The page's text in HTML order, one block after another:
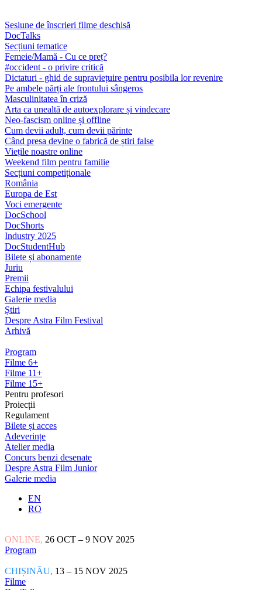
Sesiune de înscrieri filme deschisă
DocTalks
Secțiuni tematice
Femeie/Mamă - Cu ce preț?
#occident - o privire critică
Dictaturi - ghid de supraviețuire pentru posibila lor revenire
Pe ambele părți ale frontului sângeros
Masculinitatea în criză
Arta ca unealtă de autoexplorare și vindecare
Neo-fascism online și offline
Cum devii adult, cum devii părinte
Când presa devine o fabrică de știri false
Viețile noastre online
Weekend film pentru familie
Secțiuni competiționale
România
Europa de Est
Voci emergente
DocSchool
DocShorts
Industry 2025
DocStudentHub
Bilete și abonamente
Juriu
Premii
Echipa festivalului
Galerie media
Știri
Despre Astra Film Festival
Arhivă
Program
Filme 6+
Filme 11+
Filme 15+
Pentru profesori
Proiecții
Regulament
Bilete și acces
Adeverințe
Atelier media
Concurs benzi desenate
Despre Astra Film Junior
Galerie media
EN
RO
ONLINE, 26 OCT – 9 NOV 2025
Program
CHIȘINĂU, 13 – 15 NOV 2025
Filme